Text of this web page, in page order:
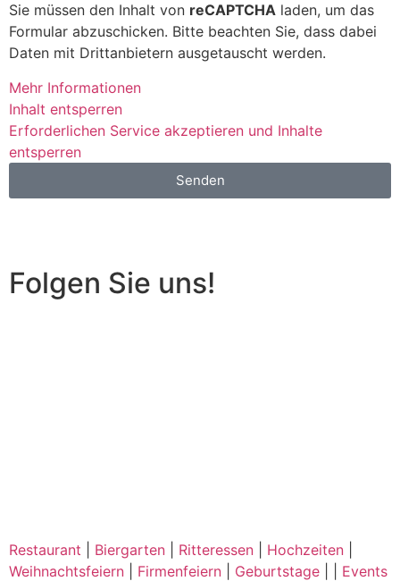
Sie müssen den Inhalt von reCAPTCHA laden, um das
Formular abzuschicken. Bitte beachten Sie, dass dabei
Daten mit Drittanbietern ausgetauscht werden.
Mehr Informationen
Inhalt entsperren
Erforderlichen Service akzeptieren und Inhalte
entsperren
Senden
Folgen Sie uns!
Restaurant Biergarten Ritteressen Hochzeiten
Weihnachtsfeiern
Firmenfeiern Geburtstage
Events